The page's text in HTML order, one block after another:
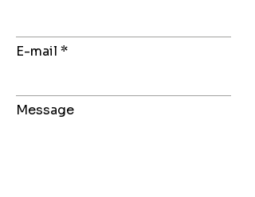
E-mail
Message